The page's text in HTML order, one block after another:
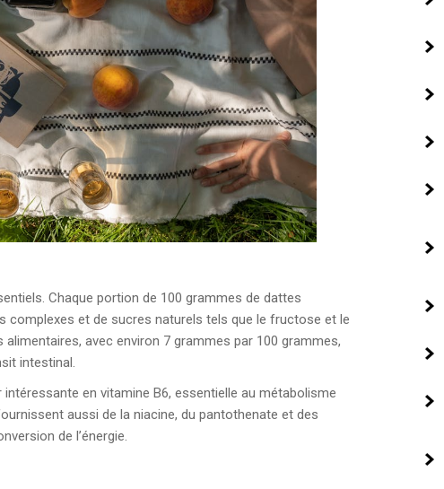
Chaque portion de 100 grammes de dattes
complexes et de sucres naturels tels que le fructose et le
avec environ 7 grammes par 100 grammes,
intestinal.
en vitamine B6, essentielle au métabolisme
aussi de la niacine, du pantothenate et des
de l’énergie.